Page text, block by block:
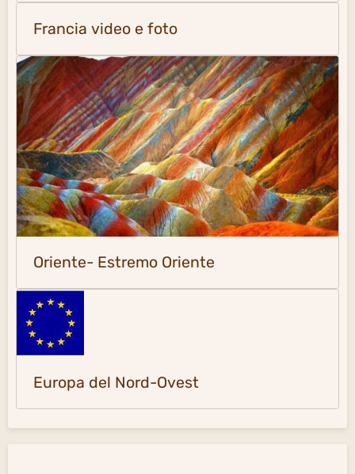
Francia video e foto
Oriente- Estremo Oriente
Europa del Nord-Ovest